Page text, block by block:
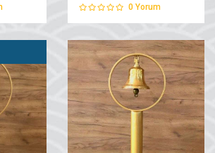
0 Yorum